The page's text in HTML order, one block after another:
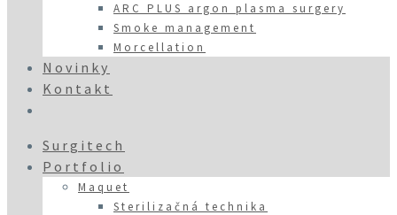
ARC PLUS argon plasma surgery
Smoke management
Morcellation
Novinky
Kontakt
Surgitech
Portfolio
Maquet
Sterilizačná technika